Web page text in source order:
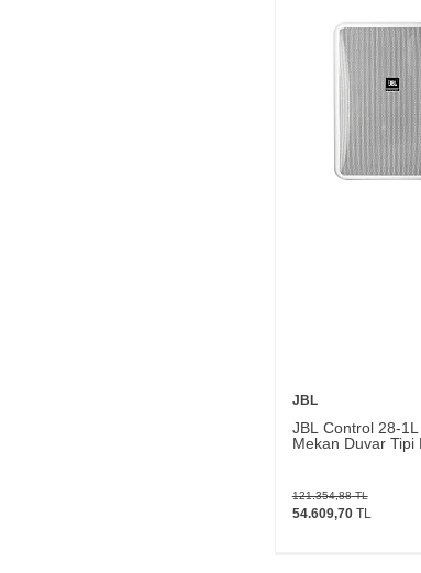
JBL
JBL Control 28-1L
Mekan Duvar Tipi
121.354,88TL
54.609,70TL